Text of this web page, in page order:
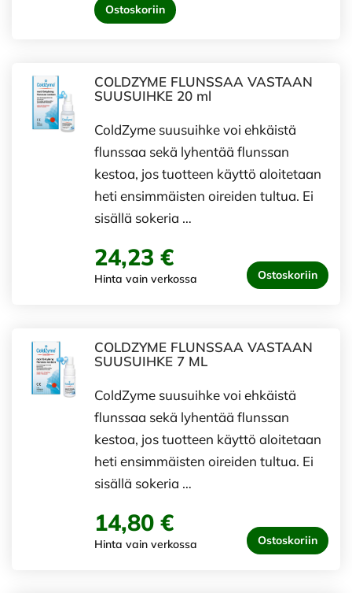
Ostoskoriin
COLDZYME FLUNSSAA VASTAAN
SUUSUIHKE 20 ml
ColdZyme suusuihke voi ehkäistä
flunssaa sekä lyhentää flunssan
kestoa, jos tuotteen käyttö aloitetaan
heti ensimmäisten oireiden tultua. Ei
sisällä sokeria …
24,23 €
Hinta vain verkossa Ostoskoriin
COLDZYME FLUNSSAA VASTAAN
SUUSUIHKE 7 ML
ColdZyme suusuihke voi ehkäistä
flunssaa sekä lyhentää flunssan
kestoa, jos tuotteen käyttö aloitetaan
heti ensimmäisten oireiden tultua. Ei
sisällä sokeria …
14,80 €
Hinta vain verkossa Ostoskoriin